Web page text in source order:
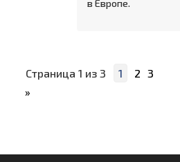
в Европе.
Страница 1 из 3 1 2 3
»